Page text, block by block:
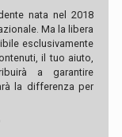
nata nel 2018
Ma la libera
esclusivamente
il tuo aiuto,
a garantire
la differenza per